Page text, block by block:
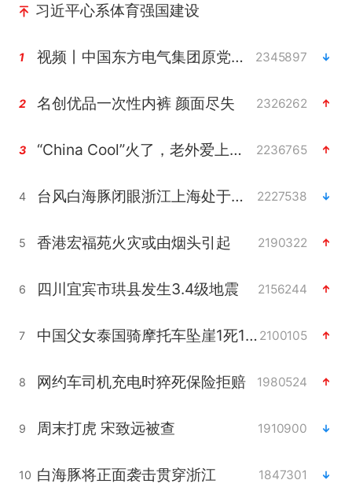
习近平心系体育强国建设
1 视频丨中国东方电气集团原党组副书记、董事宋致远被查 2345897
2 名创优品一次性内裤 颜面尽失 2326262
3 “China Cool”火了，老外爱上中国避暑游 2236765
4 台风白海豚闭眼浙江上海处于危险半圆 2227538
5 香港宏福苑火灾或由烟头引起 2190322
6 四川宜宾市珙县发生3.4级地震 2156244
7 中国父女泰国骑摩托车坠崖1死1伤 2100105
8 网约车司机充电时猝死保险拒赔 1980524
9 周末打虎 宋致远被查 1910900
10 白海豚将正面袭击贯穿浙江 1847301